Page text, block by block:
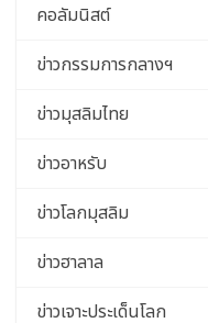
คอลัมนิสต์
ข่าวกรรมการกลางฯ
ข่าวมุสลิมไทย
ข่าวอาหรับ
ข่าวโลกมุสลิม
ข่าวฮาลาล
ข่าวเจาะประเด็นโลก